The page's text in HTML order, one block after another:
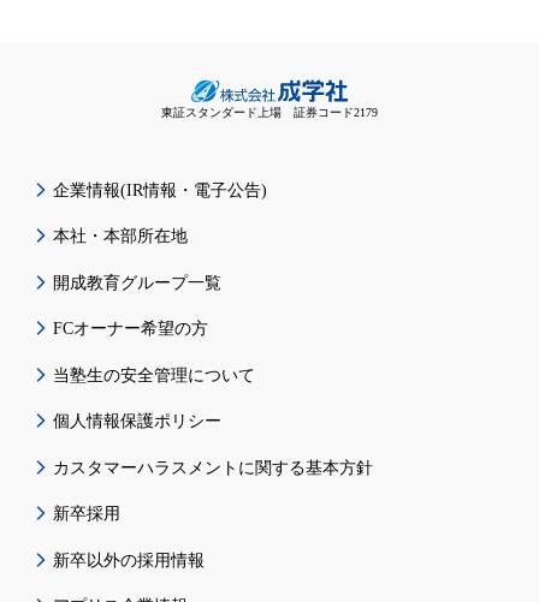
東証スタンダード上場 証券コード2179
企業情報(IR情報・電子公告)
本社・本部所在地
開成教育グループ一覧
FCオーナー希望の方
当塾生の安全管理について
個人情報保護ポリシー
カスタマーハラスメントに関する基本方針
新卒採用
新卒以外の採用情報